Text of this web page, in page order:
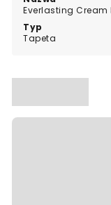
Everlasting Cream
Typ
Tapeta